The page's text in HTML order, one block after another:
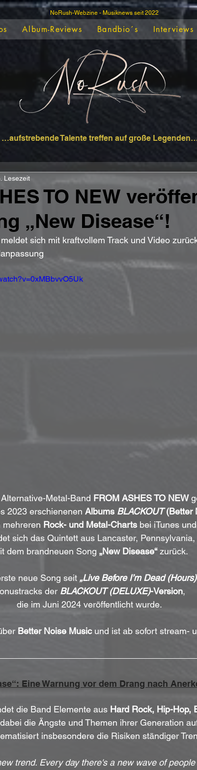
NoRush-Webzine - Musiknews seit 2022
Album-Reviews Bandbio´s Interviews
…aufstrebende Talente treffen auf große
TO NEW
„New Disease“!
Lesezeit
sich mit kraftvollem Track und Video
Metal-Band FROM ASHES TO NEW
2023 erschienenen Albums BLACKOUT (Better
mehreren Rock- und Metal-Charts bei iTunes
sich das Quintett aus Lancaster, Pennsylvania,
dem brandneuen Song „New Disease“ zurück.
neue Song seit „Live Before I’m Dead
der BLACKOUT (DELUXE)-Version,
die im Juni 2024 veröffentlicht wurde.
Better Noise Music und ist ab sofort stream-
Eine Warnung vor dem Drang nach
die Band Elemente aus Hard Rock, Hip-Hop,
die Ängste und Themen ihrer Generation
insbesondere die Risiken ständiger
trend. Every day there's a new wave of